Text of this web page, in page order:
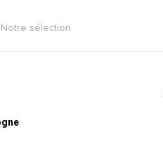
Notre sélection